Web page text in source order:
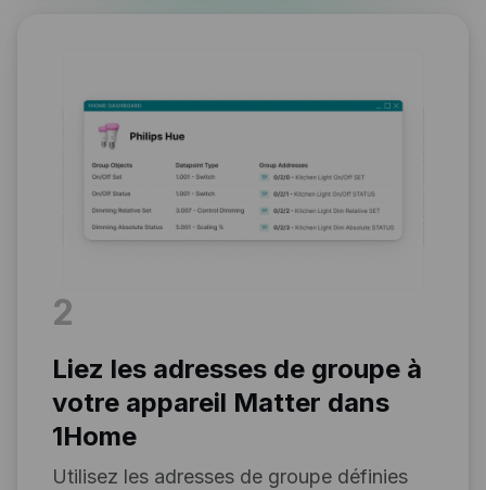
2
Liez les adresses de groupe à
votre appareil Matter dans
1Home
Utilisez les adresses de groupe définies